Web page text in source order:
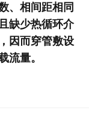
、相间距相同
缺少热循环介
因而穿管敷设
流量。